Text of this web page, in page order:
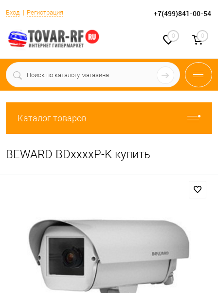
Вход Регистрация +7(499)841-00-54
0 0
Каталог товаров
BEWARD BDxxxxP-K купить